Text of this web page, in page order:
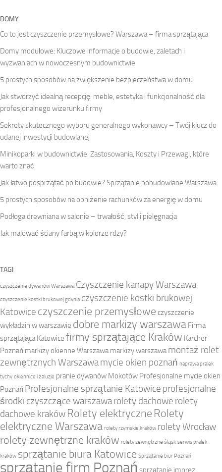
DOMY
Co to jest czyszczenie przemysłowe? Warszawa – firma sprzątająca
Domy modułowe: Kluczowe informacje o budowie, zaletach i
wyzwaniach w nowoczesnym budownictwie
5 prostych sposobów na zwiększenie bezpieczeństwa w domu
Jak stworzyć idealną recepcję: meble, estetyka i funkcjonalność dla
profesjonalnego wizerunku firmy
Sekrety skutecznego wyboru generalnego wykonawcy – Twój klucz do
udanej inwestycji budowlanej
Minikoparki w budownictwie: Zastosowania, Koszty i Przewagi, które
warto znać
Jak łatwo posprzątać po budowie? Sprzątanie pobudowlane Warszawa
5 prostych sposobów na obniżenie rachunków za energię w domu
Podłoga drewniana w salonie – trwałość, styl i pielęgnacja
Jak malować ściany farbą w kolorze rdzy?
TAGI
czyszczenie dywanów Warszawa Czyszczenie kanapy Warszawa
czyszczenie kostki brukowej gdynia czyszczenie kostki brukowej
Katowice czyszczenie przemysłowe czyszczenie
wykładzin w warszawie dobre markizy warszawa Firma
sprzątająca Katowice firmy sprzątające Kraków Karcher
Poznań markizy okienne Warszawa markizy warszawa montaż rolet
zewnętrznych Warszawamycie okien poznań naprawa pralek
tychy okiennice i żaluzje pranie dywanów Mokotów Profesjonalne mycie okien
Poznań Profesjonalne sprzątanie Katowice profesjonalne
środki czyszczące warszawarolety dachowe rolety
dachowe kraków Rolety elektryczne Rolety
elektryczne Warszawa rolety rzymskie kraków rolety Wrocław
rolety zewnętrzne kraków rolety zewnętrzne śląsk serwis pralek
kraków sprzątanie biura Katowice Sprzątanie biur Poznań
sprzątanie firm Poznań sprzątanie imprez